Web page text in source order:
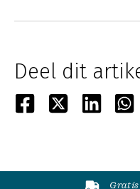
Deel dit
Gratis